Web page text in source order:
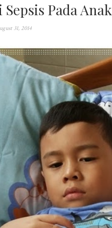
Sepsis Pada Anak
31, 2014